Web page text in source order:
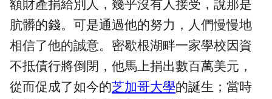
額財產捐給別人，幾乎沒有人接受，說那是
肮髒的錢。可是通過他的努力，人們慢慢地
相信了他的誠意。密歇根湖畔一家學校因資
不抵債行將倒閉，他馬上捐出數百萬美元，
從而促成了如今的芝加哥大學的誕生；當時